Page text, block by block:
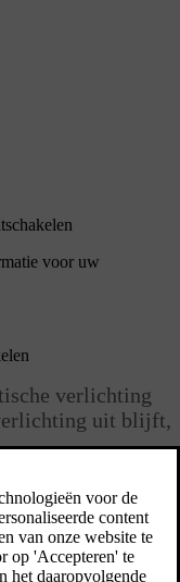
voor uw
verlichting
uit blijft,